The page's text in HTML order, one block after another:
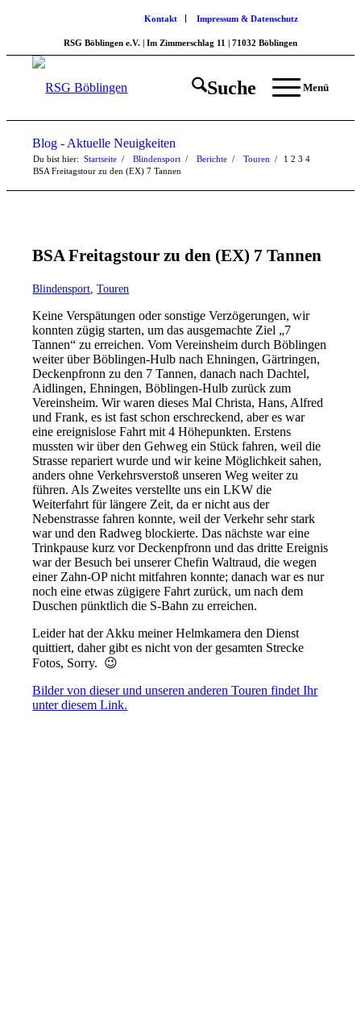
Kontakt Impressum & Datenschutz
RSG Böblingen e.V. | Im Zimmerschlag 11 | 71032 Böblingen
Suche Menü
Blog - Aktuelle Neuigkeiten
Du bist hier: Startseite 1
/ Blindensport 2
/ Berichte 3
/ Touren 4
/
BSA Freitagstour zu den (EX) 7 Tannen
BSA Freitagstour zu den (EX) 7 Tannen
Blindensport ,Touren
Keine Verspätungen oder sonstige Verzögerungen, wir
konnten zügig starten, um das ausgemachte Ziel „7
Tannen“ zu erreichen. Vom Vereinsheim durch Böblingen
weiter über Böblingen-Hulb nach Ehningen, Gärtringen,
Deckenpfronn zu den 7 Tannen, danach nach Dachtel,
Aidlingen, Ehningen, Böblingen-Hulb zurück zum
Vereinsheim. Wir waren dieses Mal Christa, Hans, Alfred
und Frank, es ist fast schon erschreckend, aber es war
eine ereignislose Fahrt mit 4 Höhepunkten. Erstens
mussten wir über den Gehweg ein Stück fahren, weil die
Strasse repariert wurde und wir keine Möglichkeit sahen,
anders ohne Verkehrsverstoß unseren Weg weiter zu
führen. Als Zweites verstellte uns ein LKW die
Weiterfahrt für längere Zeit, da er nicht aus der
Nebenstrasse fahren konnte, weil der Verkehr sehr stark
war und den Radweg blockierte. Das nächste war eine
Trinkpause kurz vor Deckenpfronn und das dritte Ereignis
war der Besuch bei unserer Chefin Waltraud, die wegen
einer Zahn-OP nicht mitfahren konnte; danach war es nur
noch eine etwas zügigere Fahrt zurück, um nach dem
Duschen pünktlich die S-Bahn zu erreichen.
Leider hat der Akku meiner Helmkamera den Dienst
quittiert, daher gibt es nicht von der gesamten Strecke
Fotos, Sorry. 😉
Bilder von dieser und unseren anderen Touren findet Ihr
unter diesem Link.